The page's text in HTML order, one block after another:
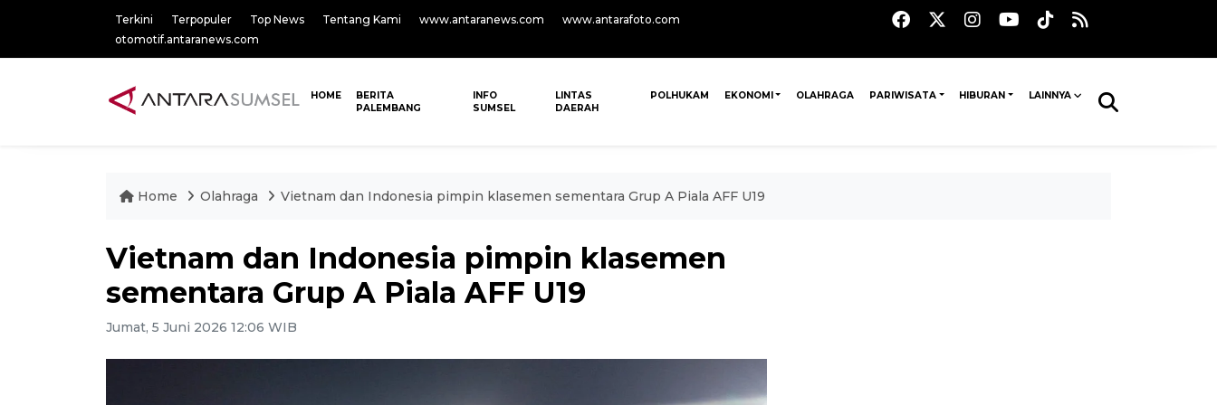
Terkini Terpopuler Top News Tentang Kami www.antaranews.com
www.antarafoto.com
otomotif.antaranews.com
HOME
BERITA
PALEMBANG
INFO
SUMSEL
LINTAS
DAERAH
POLHUKAM EKONOMI OLAHRAGA PARIWISATA HIBURAN LAINNYA
Home Olahraga Vietnam dan Indonesia pimpin klasemen sementara Grup A Piala AFF U19
Vietnam dan Indonesia pimpin klasemen
sementara Grup A Piala AFF U19
Jumat, 5 Juni 2026 12:06 WIB